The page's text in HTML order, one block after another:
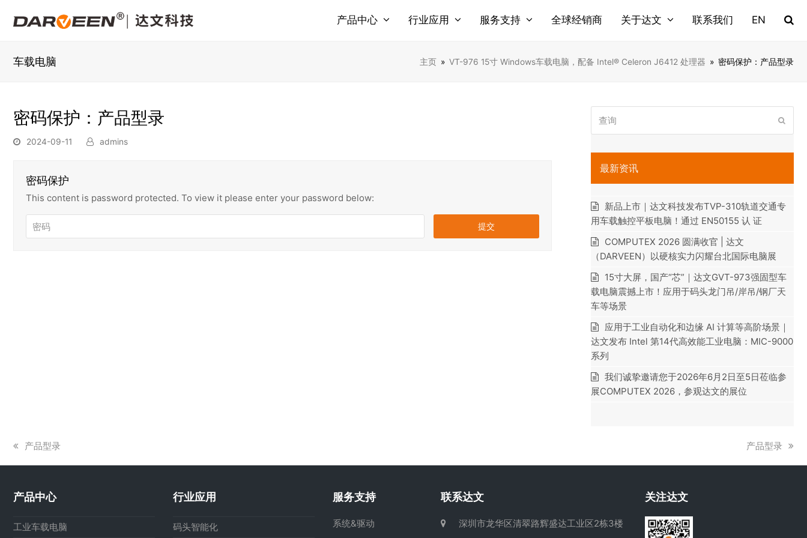
产品中心 行业应用 服务支持 全球经销商 关于达文 联系我们 EN
车载电脑 主页 » VT-976 15寸 Windows车载电脑，配备 Intel® Celeron J6412 处理器 » 密码保护：产品型录
密码保护：产品型录
2024-09-11 admins
密码保护
This content is password protected. To view it please enter your password below:
询
最新资讯
新品上市｜达文科技发布TVP-310轨道交通专
用车载触控平板电脑！通过 EN50155 认 证
COMPUTEX 2026 圆满收官 | 达文
（DARVEEN）以硬核实力闪耀台北国际电脑展
15寸大屏，国产“芯”｜达文GVT-973强固型车
载电脑震撼上市！应用于码头龙门吊/岸吊/钢厂天
车等场景
应用于工业自动化和边缘 AI 计算等高阶场景｜
达文发布 Intel 第14代高效能工业电脑：MIC-9000
系列
我们诚挚邀请您于2026年6月2日至5日莅临参
展COMPUTEX 2026，参观达文的展位
上
章:
产品型录
下
产品型录
产品中心
工业车载电脑
行业应用
码头智能化
服务支持
系统&驱动
联系达文
深圳市龙华区清翠路辉盛达工业区2栋3楼
关注达文